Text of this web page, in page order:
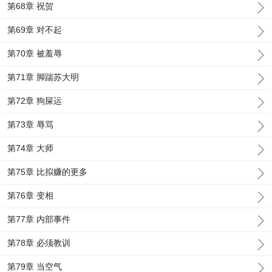
第68章 祝贺
第69章 对不起
第70章 被羞辱
第71章 脚踹苏大明
第72章 狗屎运
第73章 辱骂
第74章 大师
第75章 比拟赚的更多
第76章 变相
第77章 内部事件
第78章 必须教训
第79章 当空气